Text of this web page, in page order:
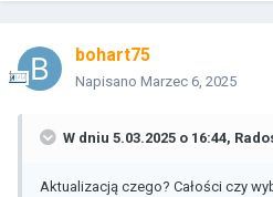
bohart75
Napisano Marzec 6, 2025
W dniu 5.03.2025 o 16:44,
Aktualizacją czego? Całości czy